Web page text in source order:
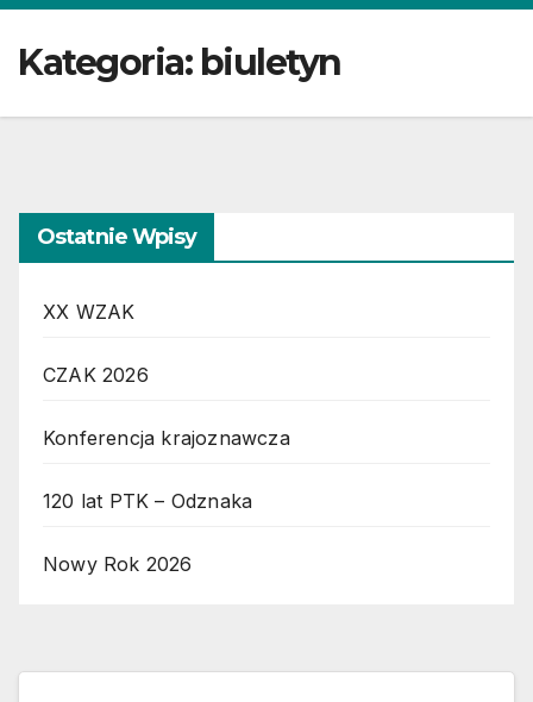
Kategoria: biuletyn
Ostatnie Wpisy
XX WZAK
CZAK 2026
Konferencja krajoznawcza
120 lat PTK – Odznaka
Nowy Rok 2026